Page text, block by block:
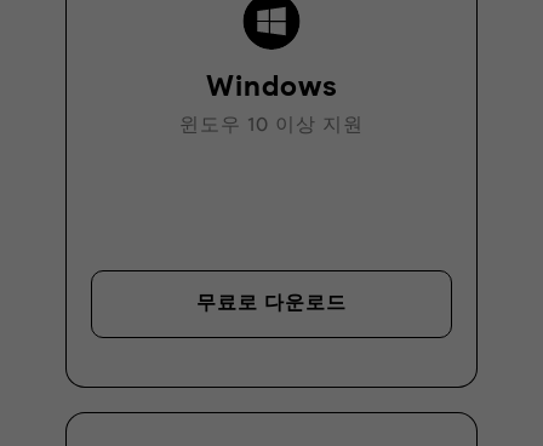
Windows
윈도우 10 이상 지원
무료로 다운로드